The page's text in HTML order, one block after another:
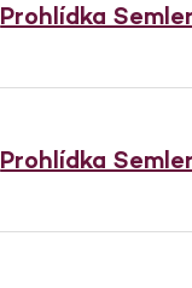
Prohlídka
Prohlídka